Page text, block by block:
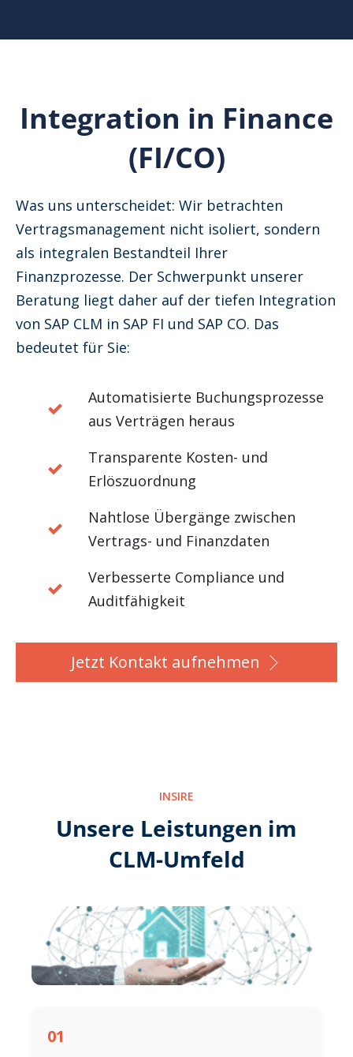
Integration in Finance
(FI/CO)
Was uns unterscheidet: Wir betrachten
Vertragsmanagement nicht isoliert, sondern
als integralen Bestandteil Ihrer
Finanzprozesse. Der Schwerpunkt unserer
Beratung liegt daher auf der tiefen Integration
von SAP CLM in SAP FI und SAP CO. Das
bedeutet für Sie:
Automatisierte Buchungsprozesse
aus Verträgen heraus
Transparente Kosten- und
Erlöszuordnung
Nahtlose Übergänge zwischen
Vertrags- und Finanzdaten
Verbesserte Compliance und
Auditfähigkeit
Jetzt Kontakt aufnehmen
INSIRE
Unsere Leistungen im
CLM-Umfeld
01